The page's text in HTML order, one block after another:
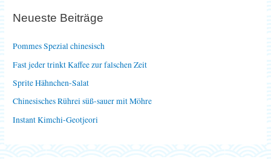
n
c
h
:
Neueste Beiträge
Pommes Spezial chinesisch
Fast jeder trinkt Kaffee zur falschen Zeit
Sprite Hähnchen-Salat
Chinesisches Rührei süß-sauer mit Möhre
Instant Kimchi-Geotjeori